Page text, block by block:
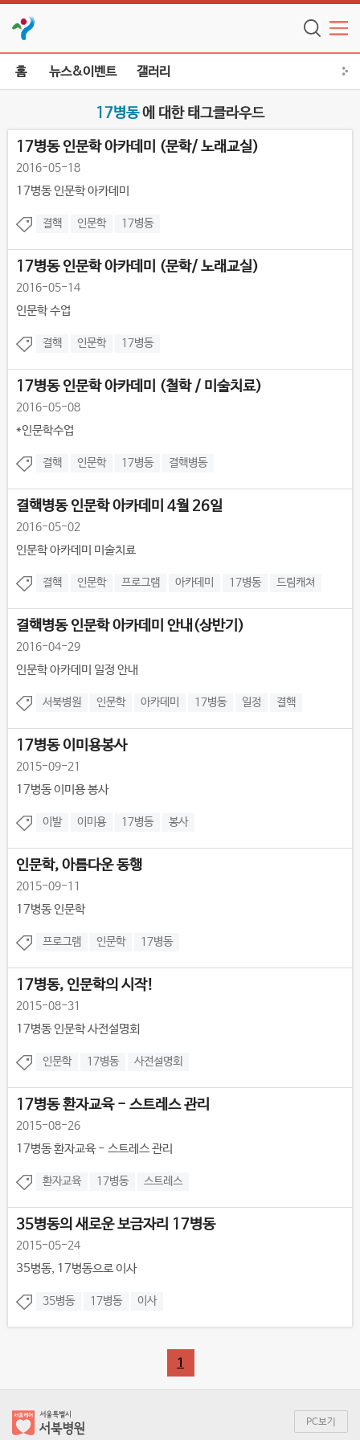
홈 뉴스&이벤트 갤러리
17병동에 대한 태그클라우드
17병동 인문학 아카데미 (문학/ 노래교실)
2016-05-18
17병동 인문학 아카데미
결핵 인문학 17병동
17병동 인문학 아카데미 (문학/ 노래교실)
2016-05-14
인문학 수업
결핵 인문학 17병동
17병동 인문학 아카데미 (철학 / 미술치료)
2016-05-08
*인문학수업
결핵 인문학 17병동 결핵병동
결핵병동 인문학 아카데미 4월 26일
2016-05-02
인문학 아카데미 미술치료
결핵 인문학 프로그램 아카데미 17병동 드림캐쳐
결핵병동 인문학 아카데미 안내(상반기)
2016-04-29
인문학 아카데미 일정 안내
서북병원 인문학 아카데미 17병동 일정 결핵
17병동 이미용봉사
2015-09-21
17병동 이미용 봉사
이발 이미용 17병동 봉사
인문학, 아름다운 동행
2015-09-11
17병동 인문학
프로그램 인문학 17병동
17병동, 인문학의 시작!
2015-08-31
17병동 인문학 사전설명회
인문학 17병동 사전설명회
17병동 환자교육 - 스트레스 관리
2015-08-26
17병동 환자교육 - 스트레스 관리
환자교육 17병동 스트레스
35병동의 새로운 보금자리 17병동
2015-05-24
35병동, 17병동으로 이사
35병동 17병동 이사
1
PC보기